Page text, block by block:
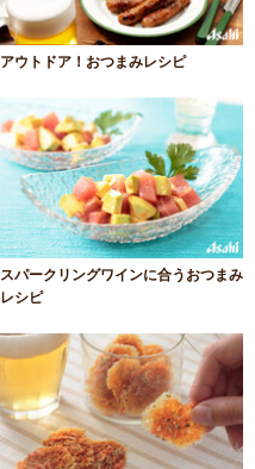
アウトドア！おつまみレシピ
スパークリングワインに合うおつまみ
レシピ